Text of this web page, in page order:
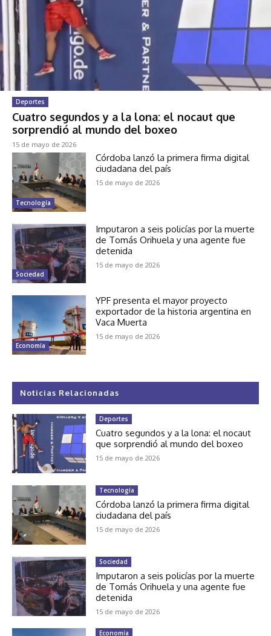
Deportes
Cuatro segundos y a la lona: el nocaut que
sorprendió al mundo del boxeo
15 de mayo de 2026
Tecnología
Córdoba lanzó la primera firma digital
ciudadana del país
15 de mayo de 2026
Sociedad
Imputaron a seis policías por la muerte
de Tomás Orihuela y una agente fue
detenida
15 de mayo de 2026
Economía
YPF presenta el mayor proyecto
exportador de la historia argentina en
Vaca Muerta
15 de mayo de 2026
Noticias Relacionadas
Deportes
Cuatro segundos y a la lona: el nocaut
que sorprendió al mundo del boxeo
15 de mayo de 2026
Tecnología
Córdoba lanzó la primera firma digital
ciudadana del país
15 de mayo de 2026
Sociedad
Imputaron a seis policías por la muerte
de Tomás Orihuela y una agente fue
detenida
15 de mayo de 2026
Economía